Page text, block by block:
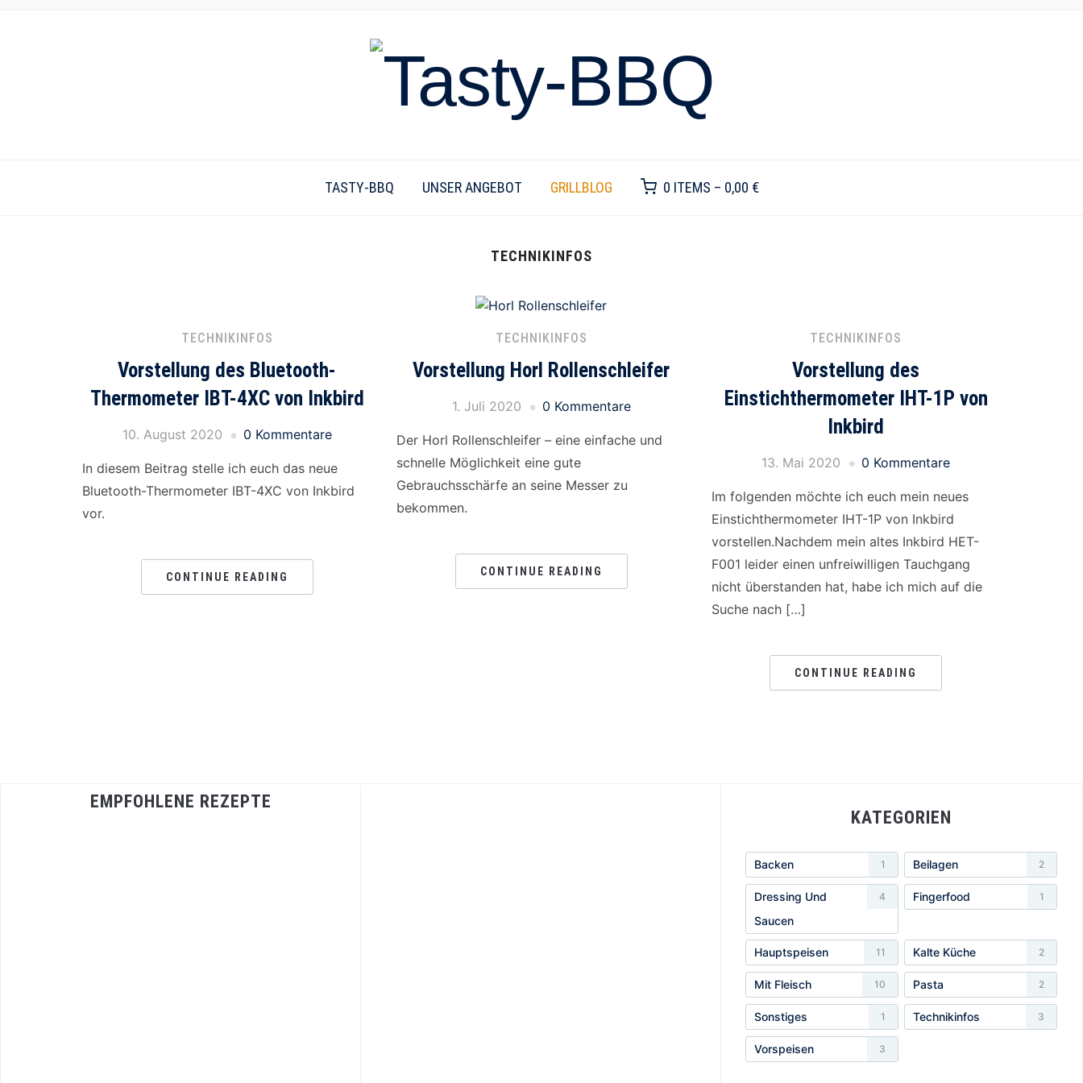
TASTY-BBQ UNSER ANGEBOT GRILLBLOG 0 ITEMS – 0,00 €
TECHNIKINFOS
TECHNIKINFOS
Vorstellung des Bluetooth-
Thermometer IBT-4XC von Inkbird
10. August 2020 0 Kommentare
In diesem Beitrag stelle ich euch das neue
Bluetooth-Thermometer IBT-4XC von Inkbird
vor.
CONTINUE READING
TECHNIKINFOS
Vorstellung Horl Rollenschleifer
1. Juli 2020 0 Kommentare
Der Horl Rollenschleifer – eine einfache und
schnelle Möglichkeit eine gute
Gebrauchsschärfe an seine Messer zu
bekommen.
CONTINUE READING
TECHNIKINFOS
Vorstellung des
Einstichthermometer IHT-1P von
Inkbird
13. Mai 2020 0 Kommentare
Im folgenden möchte ich euch mein neues
Einstichthermometer IHT-1P von Inkbird
vorstellen.Nachdem mein altes Inkbird HET-
F001 leider einen unfreiwilligen Tauchgang
nicht überstanden hat, habe ich mich auf die
Suche nach […]
CONTINUE READING
EMPFOHLENE REZEPTE
KATEGORIEN
Backen 1 Beilagen 2
Dressing Und
Saucen
4 Fingerfood 1
Hauptspeisen 11 Kalte Küche 2
Mit Fleisch 10 Pasta 2
Sonstiges 1 Technikinfos 3
Vorspeisen 3